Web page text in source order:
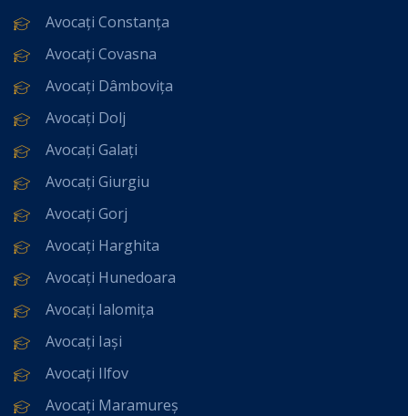
Avocați Constanța
Avocați Covasna
Avocați Dâmbovița
Avocați Dolj
Avocați Galați
Avocați Giurgiu
Avocați Gorj
Avocați Harghita
Avocați Hunedoara
Avocați Ialomița
Avocați Iași
Avocați Ilfov
Avocați Maramureș